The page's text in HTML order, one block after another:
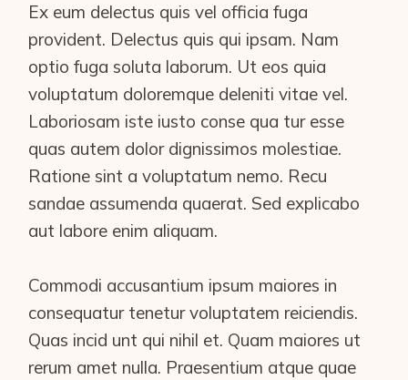
Ex eum delectus quis vel officia fuga
provident. Delectus quis qui ipsam. Nam
optio fuga soluta laborum. Ut eos quia
voluptatum doloremque deleniti vitae vel.
Laboriosam iste iusto conse qua tur esse
quas autem dolor dignissimos molestiae.
Ratione sint a voluptatum nemo. Recu
sandae assumenda quaerat. Sed explicabo
aut labore enim aliquam.
Commodi accusantium ipsum maiores in
consequatur tenetur voluptatem reiciendis.
Quas incid unt qui nihil et. Quam maiores ut
rerum amet nulla. Praesentium atque quae